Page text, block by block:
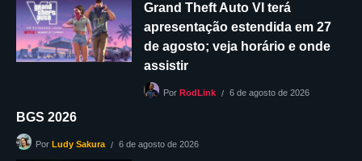
Grand Theft Auto VI terá
apresentação estendida em 27
de agosto; veja horário e onde
assistir
Por RodLink 6 de agosto de 2026
BGS 2026
Por Ludy Sakura 6 de agosto de 2026